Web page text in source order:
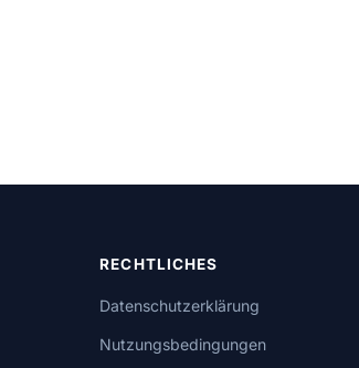
RECHTLICHES
Datenschutzerklärung
Nutzungsbedingungen